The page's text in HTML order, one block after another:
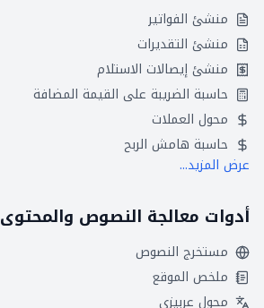
منشئ الفواتير
منشئ التقديرات
منشئ إيصالات الاستلام
حاسبة الضريبة على القيمة المضافة
محول العملات
حاسبة هامش الربح
عرض المزيد...
أدوات معالجة النصوص والمحتوى
مستخرج النصوص
ملخص الموقع
محول عربيزي